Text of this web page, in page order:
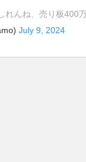
れんね、売り板400
July 9, 2024